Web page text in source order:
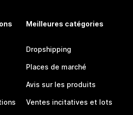
Meilleures catégories
Dropshipping
Places de marché
Avis sur les produits
Ventes incitatives et lots